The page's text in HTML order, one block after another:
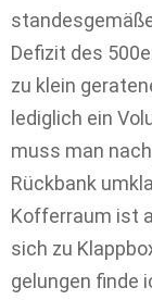
Defizit des
zu klein
lediglich ein
muss man
Rückbank
Kofferraum ist
sich zu
gelungen finde